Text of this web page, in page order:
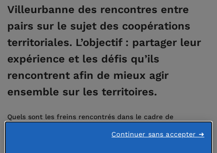
Villeurbanne des rencontres entre
pairs sur le sujet des coopérations
territoriales. L’objectif : partager leur
expérience et les défis qu’ils
rencontrent afin de mieux agir
ensemble sur les territoires.
Quels sont les freins rencontrés dans le cadre de
coopérations territoriales ? Comment les dépasser ? Ce
Continuer sans accepter ➜